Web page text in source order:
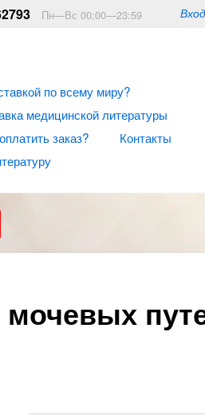
Вход
Пн—Вс 00:00—23:59
по всему миру?
медицинской литературы
заказ?
Контакты